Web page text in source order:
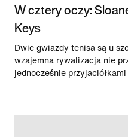
W cztery oczy:
Keys
Dwie gwiazdy tenisa są u
wzajemna rywalizacja nie
jednocześnie przyjaciółkami